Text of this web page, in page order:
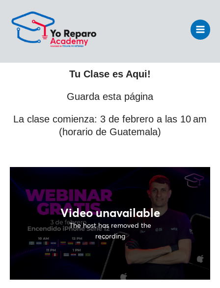
contenido
Menu
Tu Clase es Aqui!
Guarda esta página
La clase comienza: 3 de febrero a las 10 am
(horario de Guatemala)